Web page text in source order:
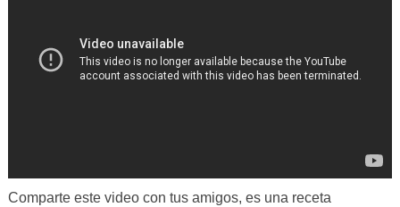
Comparte este video con tus amigos, es una receta